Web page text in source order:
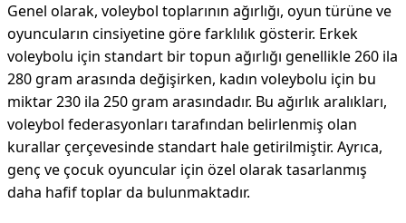
Genel olarak, voleybol toplarının ağırlığı, oyun türüne ve
oyuncuların cinsiyetine göre farklılık gösterir. Erkek
voleybolu için standart bir topun ağırlığı genellikle 260 ila
280 gram arasında değişirken, kadın voleybolu için bu
miktar 230 ila 250 gram arasındadır. Bu ağırlık aralıkları,
voleybol federasyonları tarafından belirlenmiş olan
kurallar çerçevesinde standart hale getirilmiştir. Ayrıca,
genç ve çocuk oyuncular için özel olarak tasarlanmış
daha hafif toplar da bulunmaktadır.